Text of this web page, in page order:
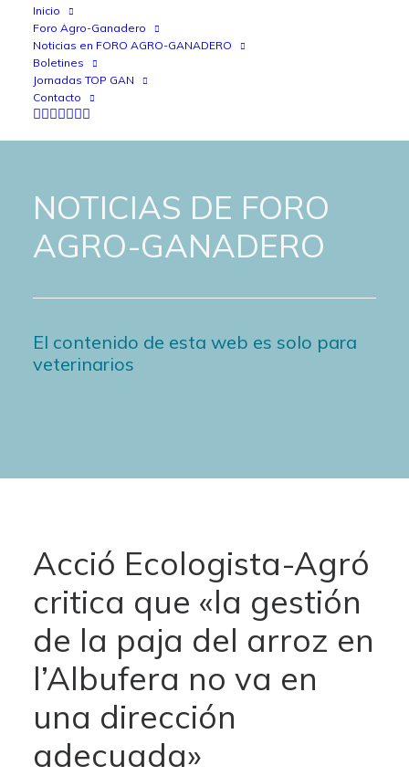
Inicio
Foro Agro-Ganadero
Noticias en FORO AGRO-GANADERO
Boletines
Jornadas TOP GAN
Contacto
NOTICIAS DE FORO
AGRO-GANADERO
El contenido de esta web es solo para
veterinarios
Acció Ecologista-Agró
critica que «la gestión
de la paja del arroz en
l’Albufera no va en
una dirección
adecuada»